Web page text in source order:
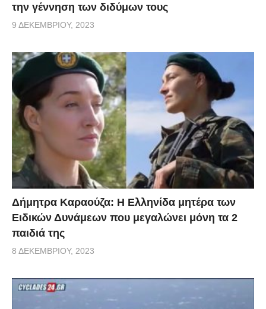
την γέννηση των διδύμων τους
9 ΔΕΚΕΜΒΡΊΟΥ, 2023
Δήμητρα Καραούζα: Η Ελληνίδα μητέρα των
Ειδικών Δυνάμεων που μεγαλώνει μόνη τα 2
παιδιά της
8 ΔΕΚΕΜΒΡΊΟΥ, 2023